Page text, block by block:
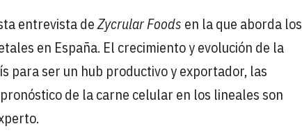
entrevista deZycrular Foods en la que aborda los
en España. El crecimiento y evolución de la
para ser un hub productivo y exportador, las
de la carne celular en los lineales son